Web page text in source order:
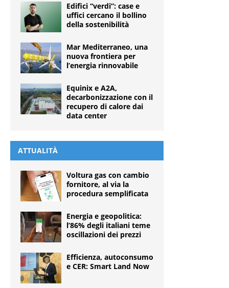
Edifici “verdi”: case e
uffici cercano il bollino
della sostenibilità
Mar Mediterraneo, una
nuova frontiera per
l’energia rinnovabile
Equinix e A2A,
decarbonizzazione con il
recupero di calore dai
data center
ATTUALITÀ
Voltura gas con cambio
fornitore, al via la
procedura semplificata
Energia e geopolitica:
l’86% degli italiani teme
oscillazioni dei prezzi
Efficienza, autoconsumo
e CER: Smart Land Now